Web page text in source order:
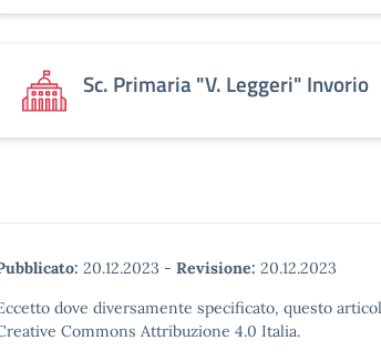
Sc. Primaria "V. Leggeri" Invorio
20.12.2023 - Revisione: 20.12.2023
dove diversamente specificato, questo
Commons Attribuzione 4.0 Italia.